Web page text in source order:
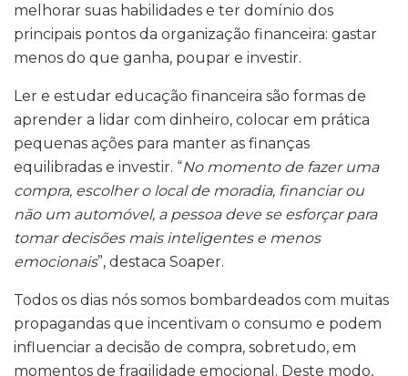
melhorar suas habilidades e ter domínio dos
principais pontos da organização financeira: gastar
menos do que ganha, poupar e investir.
Ler e estudar educação financeira são formas de
aprender a lidar com dinheiro, colocar em prática
pequenas ações para manter as finanças
equilibradas e investir. “No momento de fazer uma
compra, escolher o local de moradia, financiar ou
não um automóvel, a pessoa deve se esforçar para
tomar decisões mais inteligentes e menos
emocionais”, destaca Soaper.
Todos os dias nós somos bombardeados com muitas
propagandas que incentivam o consumo e podem
influenciar a decisão de compra, sobretudo, em
momentos de fragilidade emocional. Deste modo,